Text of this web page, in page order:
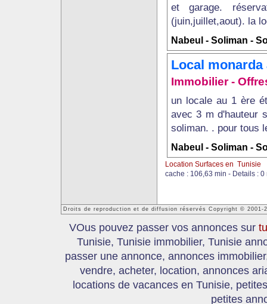
et garage.
(juin,juillet,aout). la
Nabeul - Soliman -
Local
Immobilier -
un locale au 1 ère
avec 3 m d'hauteur
soliman. . pour tous
Nabeul - Soliman -
Location Surfaces en Tunisie
cache : 106,63 min - Details : 0
Droits de reproduction et de diffusion réservés Copyright © 2001-
VOus pouvez passer vos annonces sur
Tunisie, Tunisie immobilier, Tunisie
passer une annonce, annonces
vendre, acheter, location, annonces
locations de vacances en Tunisie,
petites